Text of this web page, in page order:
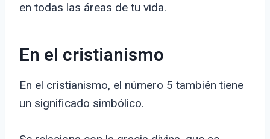
en todas las áreas de tu vida.
En el cristianismo
En el cristianismo, el número 5 también tiene
un significado simbólico.